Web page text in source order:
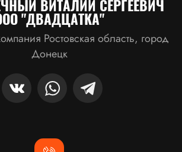
ВИТАЛИЙ СЕРГЕЕВИЧ
"ДВАДЦАТКА"
Ростовская область, город
Донецк